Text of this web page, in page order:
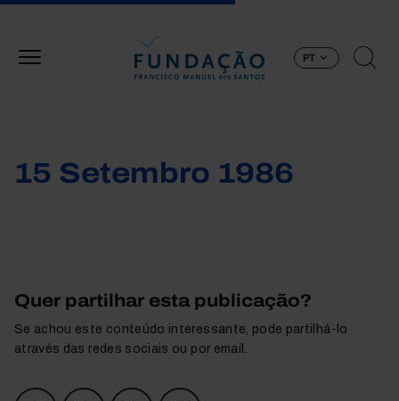
PT
15 Setembro 1986
Quer partilhar esta publicação?
Se achou este conteúdo interessante, pode partilhá-lo
através das redes sociais ou por email.